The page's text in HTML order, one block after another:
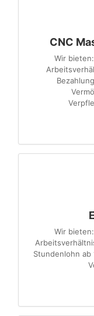
CNC
Wir
Wir
Stundenlohn ab